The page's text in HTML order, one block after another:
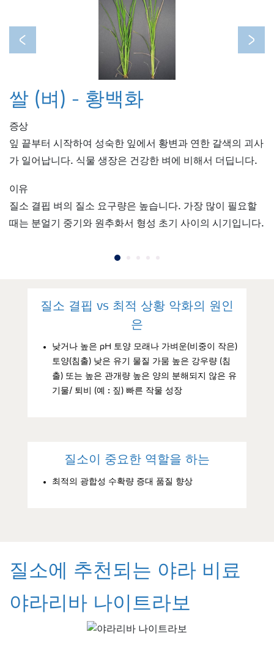
Previous Next
쌀 (벼) - 황백화
증상
잎 끝부터 시작하여 성숙한 잎에서 황변과 연한 갈색의 괴사
가 일어납니다. 식물 생장은 건강한 벼에 비해서 더딥니다.
이유
질소 결핍 벼의 질소 요구량은 높습니다. 가장 많이 필요할
때는 분얼기 중기와 원추화서 형성 초기 사이의 시기입니다.
질소 결핍 vs 최적 상황 악화의 원인
은
낮거나 높은 pH 토양 모래나 가벼운(비중이 작은)
토양(침출) 낮은 유기 물질 가뭄 높은 강우량 (침
출) 또는 높은 관개량 높은 양의 분해되지 않은 유
기물/ 퇴비 (예 : 짚) 빠른 작물 성장
질소이 중요한 역할을 하는
최적의 광합성 수확량 증대 품질 향상
질소에 추천되는 야라 비료
야라리바 나이트라보